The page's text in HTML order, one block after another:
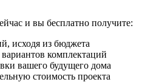
и вы бесплатно получите:
исходя из бюджета
комплектаций
вашего будущего дома
стоимость проекта